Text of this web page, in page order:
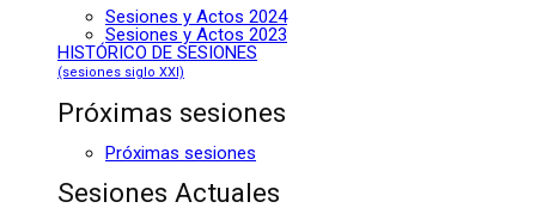
Sesiones y Actos 2024
Sesiones y Actos 2023
HISTÓRICO DE SESIONES
(sesiones siglo XXI)
Próximas sesiones
Próximas sesiones
Sesiones Actuales